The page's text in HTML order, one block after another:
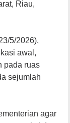
Riau,
5/2026),
awal,
pada ruas
sejumlah
agar